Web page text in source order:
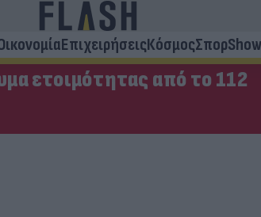
ΕπιχειρήσειςΚόσμοςΣπορ
ετοιμότητας από το 112